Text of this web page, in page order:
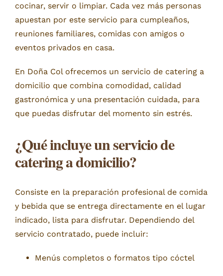
cocinar, servir o limpiar. Cada vez más personas
apuestan por este servicio para cumpleaños,
reuniones familiares, comidas con amigos o
eventos privados en casa.
En Doña Col ofrecemos un servicio de catering a
domicilio que combina comodidad, calidad
gastronómica y una presentación cuidada, para
que puedas disfrutar del momento sin estrés.
¿Qué incluye un servicio de
catering a domicilio?
Consiste en la preparación profesional de comida
y bebida que se entrega directamente en el lugar
indicado, lista para disfrutar. Dependiendo del
servicio contratado, puede incluir:
Menús completos o formatos tipo cóctel